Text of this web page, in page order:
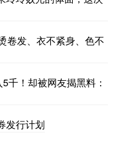
卷发、衣不紧身、色不
千！却被网友揭黑料：
发行计划